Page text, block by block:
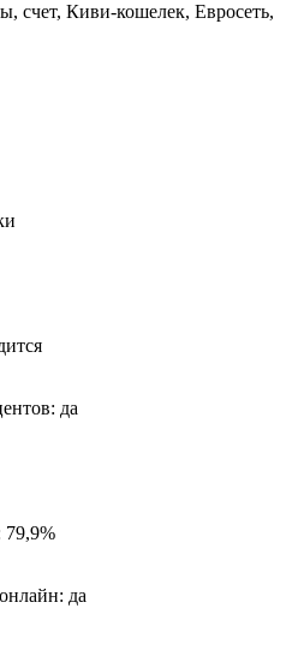
счет, Киви-кошелек, Евросеть,
да
79,9%
да